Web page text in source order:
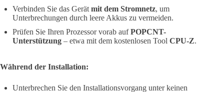
Verbinden Sie das Gerät mit dem Stromnetz, um
Unterbrechungen durch leere Akkus zu vermeiden.
Prüfen Sie Ihren Prozessor vorab aufPOPCNT-
Unterstützung – etwa mit dem kostenlosen Tool CPU-Z.
Während der Installation:
Unterbrechen Sie den Installationsvorgang unter keinen